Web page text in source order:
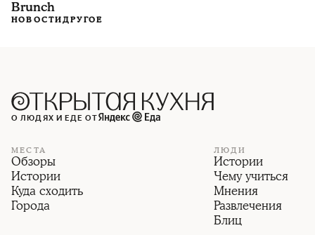
Brunch
НОВОСТИДРУГОЕ
О ЛЮДЯХ И ЕДЕ ОТ
МЕСТА
Обзоры
Истории
Куда сходить
Города
ЛЮДИ
Истории
Чему учиться
Мнения
Развлечения
Блиц